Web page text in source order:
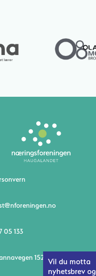
Vil du motta
nyhetsbrev og
05 133
152 5535 Haugesund